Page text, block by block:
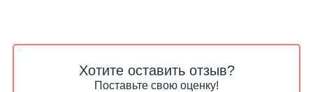
Хотите оставить отзыв?
Поставьте свою оценку!